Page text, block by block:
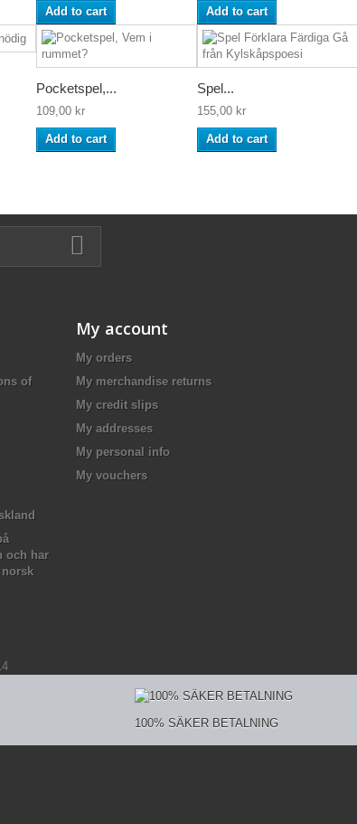
Add to cart Add to cart
Pocketspel,...
109,00 kr
Add to cart
Spel...
155,00 kr
Add to cart
of
och har
My account
My orders
My merchandise returns
My credit slips
My addresses
My personal info
My vouchers
100% SÄKER BETALNING